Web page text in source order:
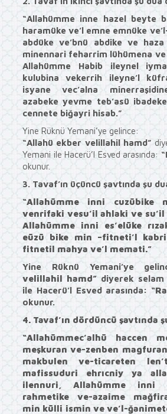
“Allahümme inne hazel beyte
haramüke ve’l emne emnüke
abdüke ve’bnü abdike ve haza
minennari feharrim lühümena
Allahümme Habib ileynel
kulubina vekerrih ileyne’l
isyane vec’alna
azabeke yevme teb’asü
cennete biğayri hisab.”
Yine Rüknü Yemani’ye gelince:
“Allahü ekber velillahil hamd”
Yemani ile Hacerü’l Esved arasında:
okunur.
3. Tavaf’ın üçüncü şavtında şu
“Allahümme inni cuzübike
venrifaki vesu’il ahlaki ve
Allahümme inni es’elüke
eüzü bike min –fitneti’l
fitnetil mahya ve’l memati.”
Yine Rüknü Yemani’ye
velillahil hamd”diyerek selam
ile Hacerü’l Esved arasında:
okunur.
4. Tavaf’ın dördüncü şavtında
“Allahümmec’alhü haccen
meşkuran ve-zenben
makbulen ve-ticareten
mafissuduri ehrıcniy ya
ilennuri, Allahümme inni
rahmetike ve-azaime
min külli ismin ve ve’l-